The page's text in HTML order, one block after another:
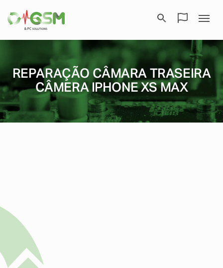
REPARAÇÃO CÂMARA TRASEIRA
CÂMERA IPHONE XS MAX